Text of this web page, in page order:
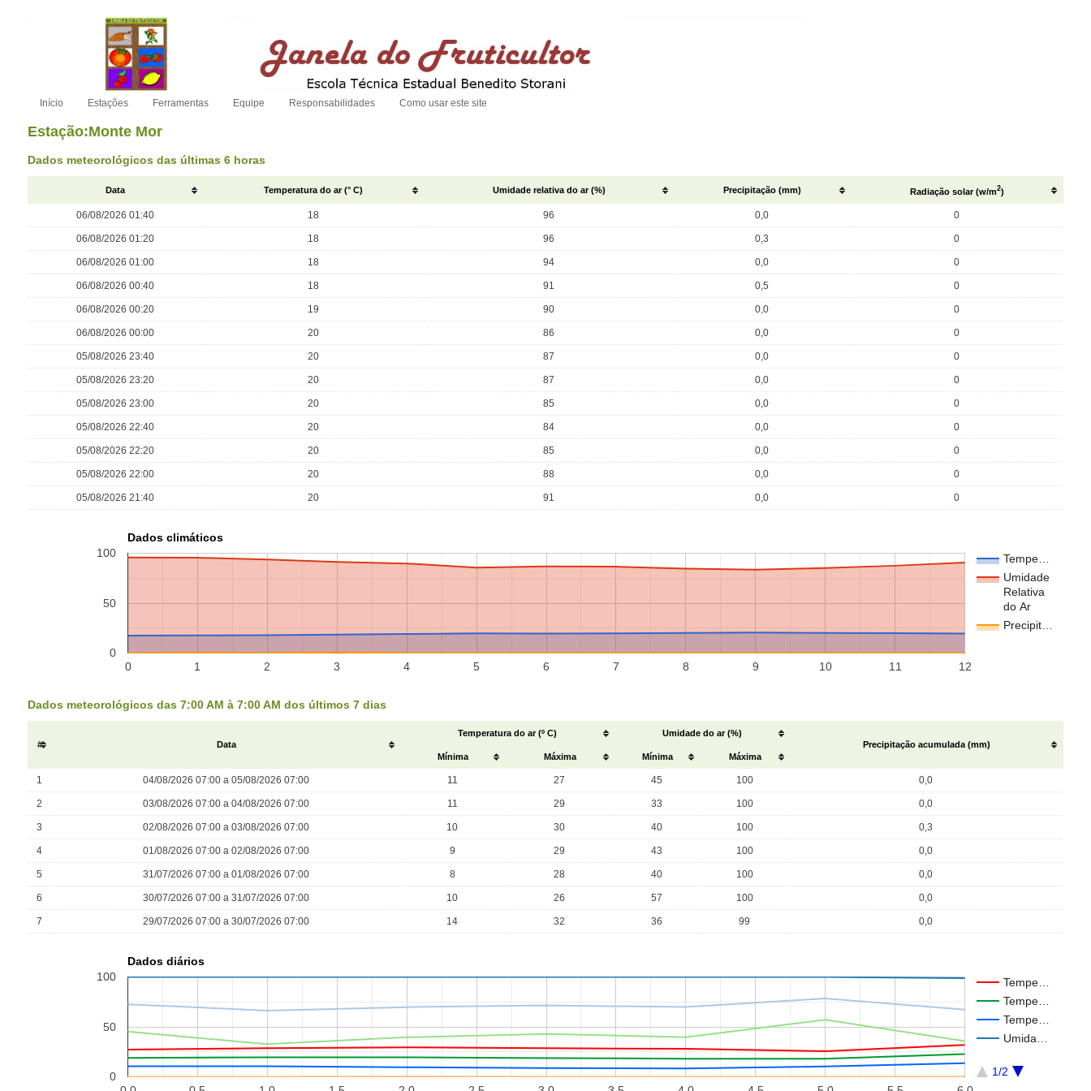
Início Estações Ferramentas Equipe Responsabilidades Como usar este site
Estação:Monte Mor
Dados meteorológicos das últimas 6 horas
Data Temperatura do ar (° C) Umidade relativa do ar (%) Precipitação (mm) Radiação solar (w/m2)
06/08/2026 01:40 18 96 0,0 0
06/08/2026 01:20 18 96 0,3 0
06/08/2026 01:00 18 94 0,0 0
06/08/2026 00:40 18 91 0,5 0
06/08/2026 00:20 19 90 0,0 0
06/08/2026 00:00 20 86 0,0 0
05/08/2026 23:40 20 87 0,0 0
05/08/2026 23:20 20 87 0,0 0
05/08/2026 23:00 20 85 0,0 0
05/08/2026 22:40 20 84 0,0 0
05/08/2026 22:20 20 85 0,0 0
05/08/2026 22:00 20 88 0,0 0
05/08/2026 21:40 20 91 0,0 0
Dados climáticos
Tempe…
Umidade
Relativa
do Ar
Precipit…
0 1 2 3 4 5 6 7 8 9 10 11 12
0
50
100
Dados meteorológicos das 7:00 AM à 7:00 AM dos últimos 7 dias
# Data
Temperatura do ar (º C)
Umidade do ar (%)
Precipitação acumulada (mm)
Mínima
Máxima Mínima Máxima
1 04/08/2026 07:00 a 05/08/2026 07:00 11 27 45 100 0,0
2 03/08/2026 07:00 a 04/08/2026 07:00 11 29 33 100 0,0
3 02/08/2026 07:00 a 03/08/2026 07:00 10 30 40 100 0,3
4 01/08/2026 07:00 a 02/08/2026 07:00 9 29 43 100 0,0
5 31/07/2026 07:00 a 01/08/2026 07:00 8 28 40 100 0,0
6 30/07/2026 07:00 a 31/07/2026 07:00 10 26 57 100 0,0
7 29/07/2026 07:00 a 30/07/2026 07:00 14 32 36 99 0,0
Dados diários
Tempe…
Tempe…
Tempe…
Umida…
1/2
0
50
100